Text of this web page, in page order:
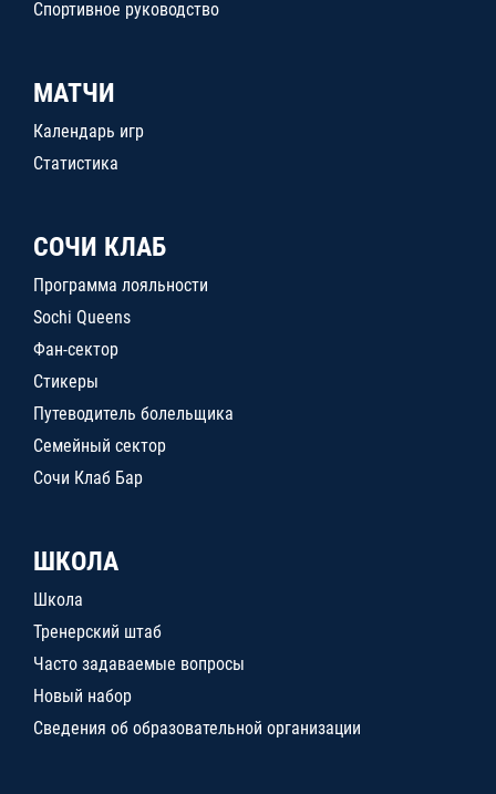
Спортивное руководство
МАТЧИ
Календарь игр
Статистика
СОЧИ КЛАБ
Программа лояльности
Sochi Queens
Фан-сектор
Стикеры
Путеводитель болельщика
Семейный сектор
Сочи Клаб Бар
ШКОЛА
Школа
Тренерский штаб
Часто задаваемые вопросы
Новый набор
Сведения об образовательной организации